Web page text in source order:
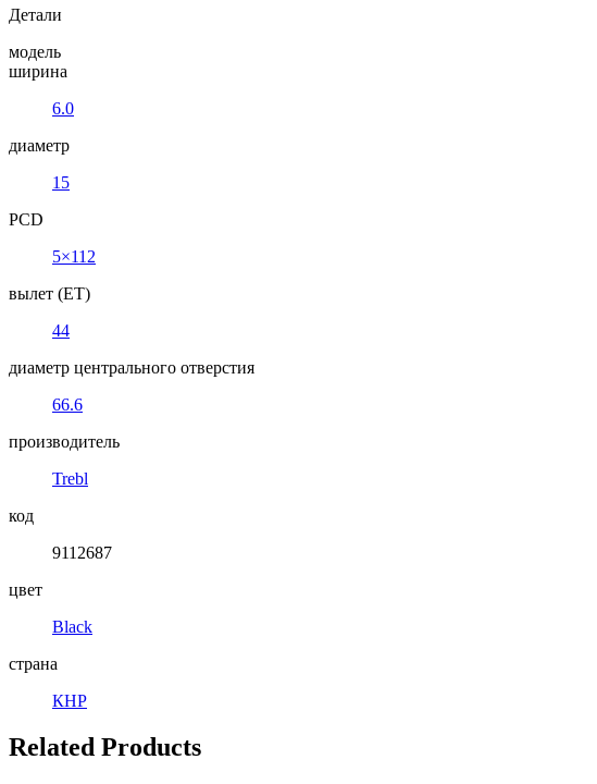
Детали
модель
ширина
6.0
диаметр
15
PCD
5×112
вылет (ET)
44
диаметр центрального отверстия
66.6
производитель
Trebl
код
9112687
цвет
Black
страна
КНР
Related Products